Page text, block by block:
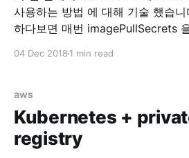
사용하는 방법 에 대해 기술 했습니다. 하지만 막상
하다보면 매번 imagePullSecrets
04 Dec 2018 1 min read
aws
Kubernetes +
registry